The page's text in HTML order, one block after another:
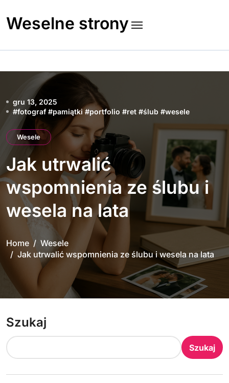
to
content
Weselne strony
gru 13, 2025
#fotograf #pamiątki #portfolio #ret #ślub #wesele
Wesele
Jak utrwalić
wspomnienia ze ślubu i
wesela na lata
Home
Wesele
Jak utrwalić wspomnienia ze ślubu i wesela na lata
Szukaj
Szukaj